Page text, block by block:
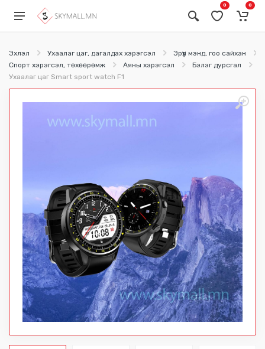
0 0
Эхлэл Ухаалаг цаг, дагалдах хэрэгсэл
Эрүүл мэнд, гоо сайхан
Спорт хэрэгсэл, төхөөрөмж
Аяны хэрэгсэл Бэлэг дурсгал
Ухаалаг цаг Smart sport watch F1